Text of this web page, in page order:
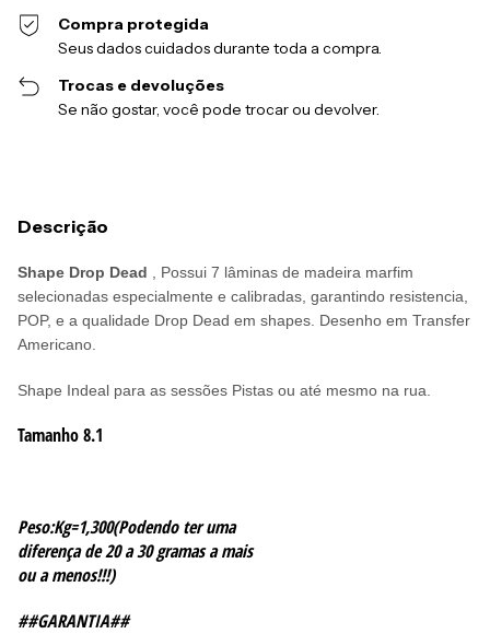
Compra protegida
Seus dados cuidados durante toda a compra.
Trocas e devoluções
Se não gostar, você pode trocar ou devolver.
Descrição
Shape Drop Dead
Possui 7 lâminas de madeira marfim
selecionadas especialmente e calibradas, garantindo resistencia,
POP, e a qualidade Drop Dead em shapes. Desenho em Transfer
Americano.
Shape Indeal para as sessões Pistas ou até mesmo na rua.
Tamanho 8.1
Peso:Kg=1,300(Podendo ter uma
diferença de 20 a 30 gramas a mais
ou a menos!!!)
##GARANTIA##